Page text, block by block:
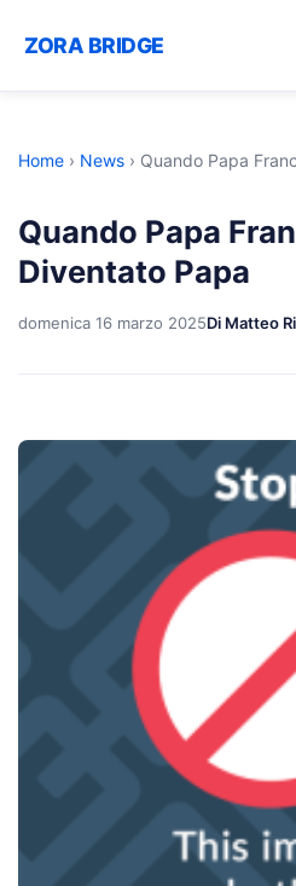
ZORA BRIDGE
Home › News › Quando Papa
Quando Papa
Diventato Papa
domenica 16 marzo 2025Di Matteo